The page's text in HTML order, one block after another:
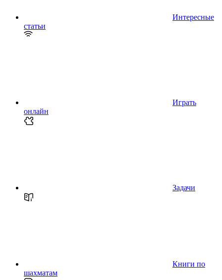
Интересные
статьи
Играть
онлайн
Задачи
Книги по
шахматам